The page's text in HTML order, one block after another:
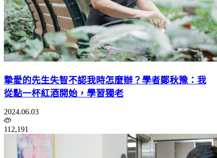
摯愛的先生失智不認我時怎麼辦？學者鄭秋豫：我
從點一杯紅酒開始，學習獨老
2024.06.03
112,191